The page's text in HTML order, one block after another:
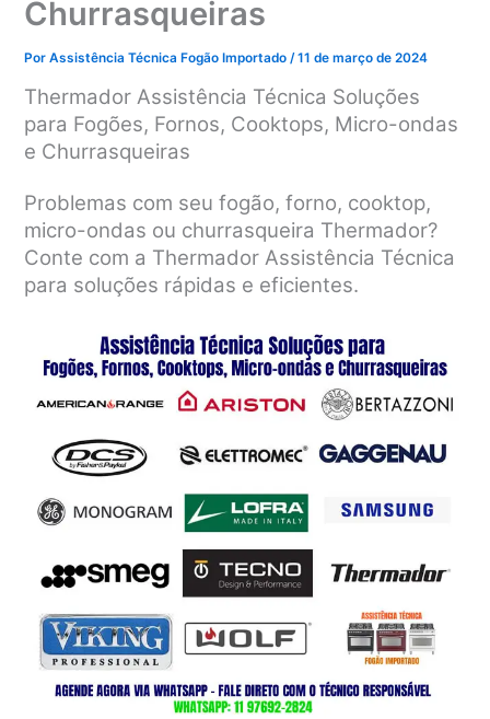
Churrasqueiras
PorAssistência Técnica Fogão Importado/11 de março de 2024
Thermador Assistência Técnica Soluções
para Fogões, Fornos, Cooktops, Micro-ondas
e Churrasqueiras
Problemas com seu fogão, forno, cooktop,
micro-ondas ou churrasqueira Thermador?
Conte com a Thermador Assistência Técnica
para soluções rápidas e eficientes.